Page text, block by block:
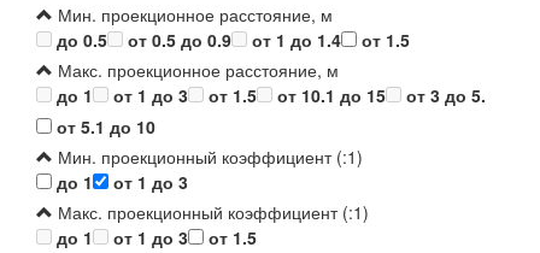
Мин. проекционное расстояние, м
до 0.5
от 0.5 до 0.9 от 1 до 1.4
от 1.5
Макс. проекционное расстояние, м
до 1
от 1 до 3 от 1.5 от 10.1 до 15
от 3 до 5.
от 5.1 до 10
Мин. проекционный коэффициент (:1)
до 1
от 1 до 3
Макс. проекционный коэффициент (:1)
до 1
от 1 до 3
от 1.5